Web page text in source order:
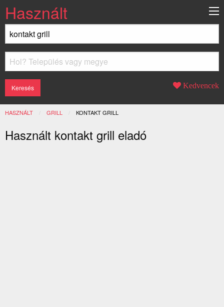
Használt
Kedvencek
HASZNÁLT GRILL JELENLEGI:
KONTAKT GRILL
Használt kontakt grill eladó